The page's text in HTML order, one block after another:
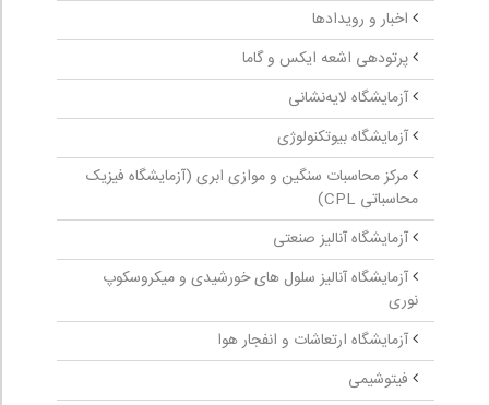
اخبار و رویدادها
پرتودهی اشعه ایکس و گاما
آزمایشگاه لایه‌نشانی
آزمایشگاه بیوتکنولوژی
مرکز محاسبات سنگین و موازی ابری (آزمایشگاه فیزیک
محاسباتی CPL)
آزمایشگاه آنالیز صنعتی
آزمایشگاه آنالیز سلول های خورشیدی و میکروسکوپ
نوری
آزمایشگاه ارتعاشات و انفجار هوا
فیتوشیمی